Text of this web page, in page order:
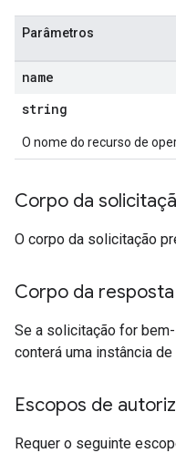
Parâmetros
name
string
O nome do recurso de
Corpo da
O corpo da solicitação
Corpo da resposta
Se a solicitação for
conterá uma instância de
Escopos de
Requer o seguinte